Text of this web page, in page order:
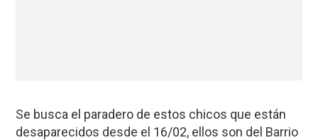
Se busca el paradero de estos chicos que están
desaparecidos desde el 16/02, ellos son del Barrio